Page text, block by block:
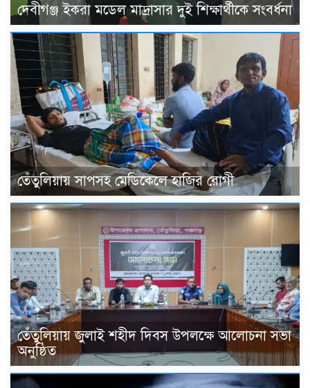
দেবীগঞ্জ ইকরা মডেল মাদ্রাসার দুই শিক্ষার্থীকে সংবর্ধনা
তেঁতুলিয়ায় সাপসহ মেডিকেলে হাজির রোগী
তেঁতুলিয়ায় জুলাই শহীদ দিবস উপলক্ষে আলোচনা সভা
অনুষ্ঠিত